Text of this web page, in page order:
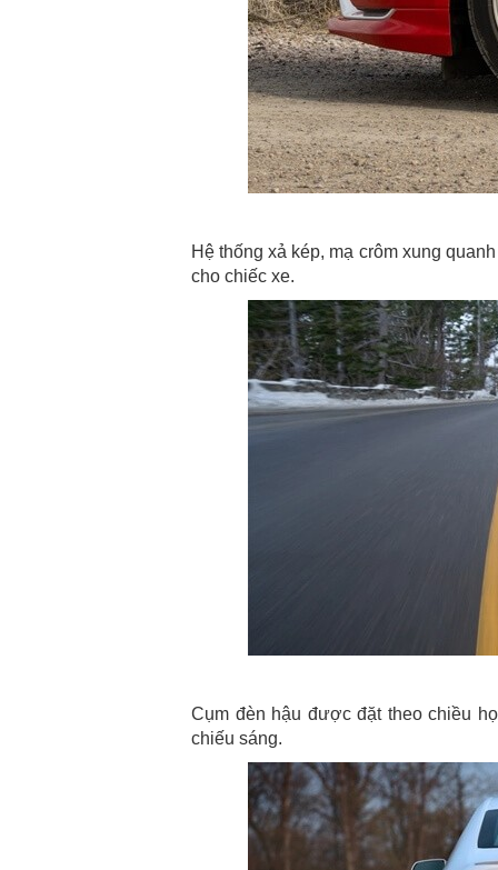
Hệ thống xả kép, mạ crôm xung
cho chiếc xe.
Cụm đèn hậu được đặt theo chiều
chiếu sáng.